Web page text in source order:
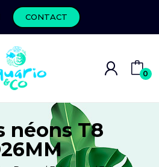
CONTACT
0
néons T8